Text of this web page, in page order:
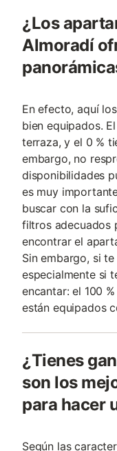
¿Los
Almoradí
En efecto, aquí
bien equipados.
terraza, y el 0 %
embargo, no
disponibilidades
es muy
buscar con la
filtros adecuados
encontrar el
Sin embargo, si
especialmente si
encantar: el 100
están equipados
¿Tienes
son los
para hacer
Según las